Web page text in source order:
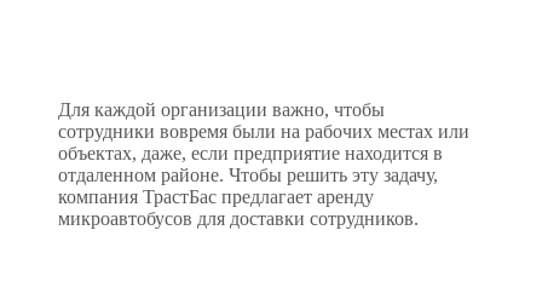
Для каждой организации важно, чтобы
сотрудники вовремя были на рабочих местах или
объектах, даже, если предприятие находится в
отдаленном районе. Чтобы решить эту задачу,
компания ТрастБас предлагает аренду
микроавтобусов для доставки сотрудников.